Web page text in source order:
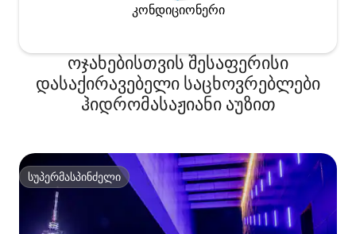
კონდიციონერი
ოჯახებისთვის შესაფერისი
დასაქირავებელი საცხოვრებლები
ჰიდრომასაჟიანი აუზით
სუპერმასპინძელი
სუპერმასპინძელი